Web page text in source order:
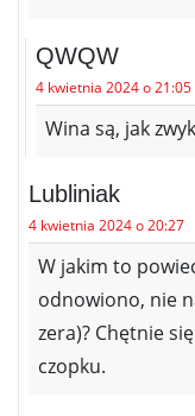
QWQW
4 kwietnia 2024 o 21:05
Wina są, jak
Lubliniak
4 kwietnia 2024 o 20:27
W jakim to
odnowiono, nie
zera)? Chętnie
czopku.